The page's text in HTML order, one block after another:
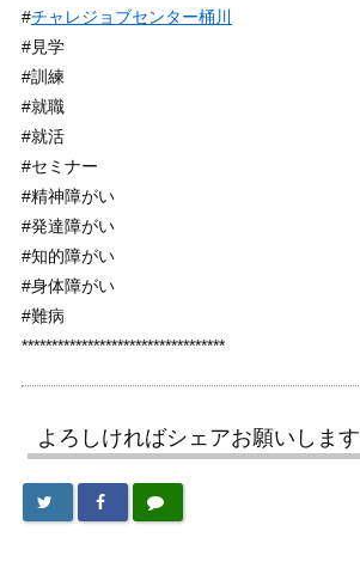
#チャレジョブセンター桶川
#見学
#訓練
#就職
#就活
#セミナー
#精神障がい
#発達障がい
#知的障がい
#身体障がい
#難病
**********************************
よろしければシェアお願いします